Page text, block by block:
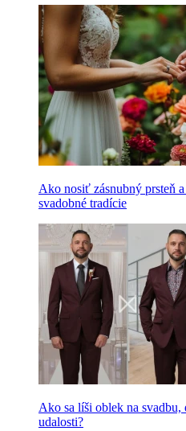
Ako nosiť zásnubný prsteň
svadobné tradície
Ako sa líši oblek na svadbu,
udalosti?